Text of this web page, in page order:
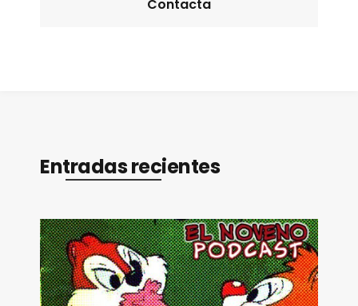
Contacta
Entradas recientes